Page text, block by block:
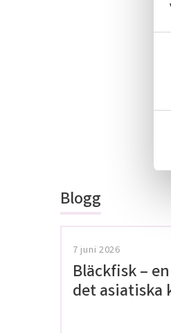
s
Blogg
7 juni 2026
Bläckfisk –
det asiatiska